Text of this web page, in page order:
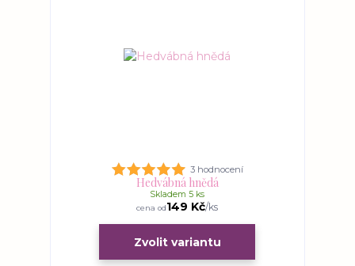
3 hodnocení
Hedvábná hnědá
cena od149 Kč/ks
Skladem 5 ks
Zvolit variantu